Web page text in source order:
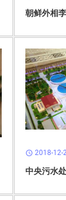
朝鲜外相
schedule 2018-12-
中央污水